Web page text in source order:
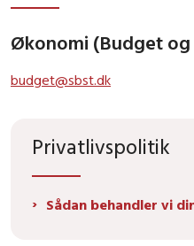
Økonomi (Budget og
budget@sbst.dk
Privatlivspolitik
Sådan behandler vi